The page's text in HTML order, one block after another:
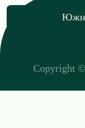
Copyright ©